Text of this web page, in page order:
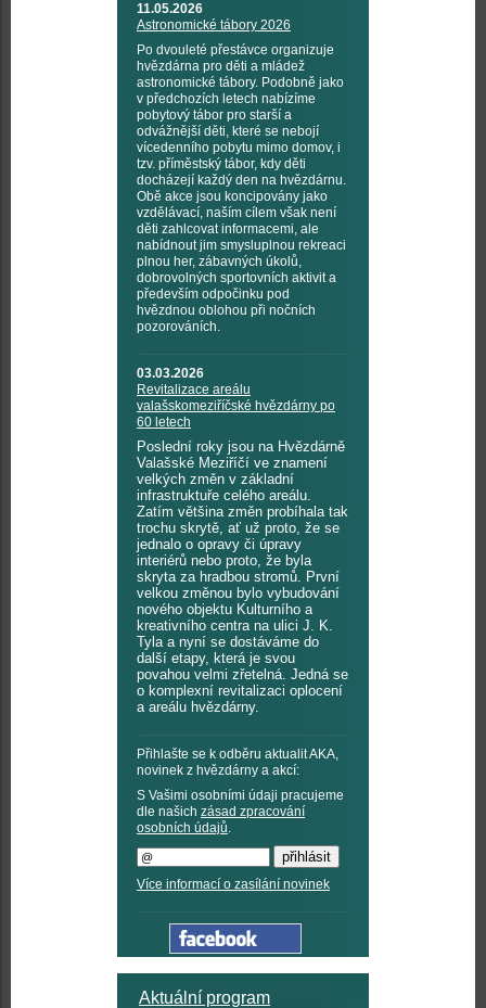
11.05.2026
Astronomické tábory 2026
Po dvouleté přestávce organizuje
hvězdárna pro děti a mládež
astronomické tábory. Podobně jako
v předchozích letech nabízíme
pobytový tábor pro starší a
odvážnější děti, které se nebojí
vícedenního pobytu mimo domov, i
tzv. příměstský tábor, kdy děti
docházejí každý den na hvězdárnu.
Obě akce jsou koncipovány jako
vzdělávací, naším cílem však není
děti zahlcovat informacemi, ale
nabídnout jim smysluplnou rekreaci
plnou her, zábavných úkolů,
dobrovolných sportovních aktivit a
především odpočinku pod
hvězdnou oblohou při nočních
pozorováních.
03.03.2026
Revitalizace areálu
valašskomeziříčské hvězdárny po
60 letech
Poslední roky jsou na Hvězdárně
Valašské Meziříčí ve znamení
velkých změn v základní
infrastruktuře celého areálu.
Zatím většina změn probíhala tak
trochu skrytě, ať už proto, že se
jednalo o opravy či úpravy
interiérů nebo proto, že byla
skryta za hradbou stromů. První
velkou změnou bylo vybudování
nového objektu Kulturního a
kreativního centra na ulici J. K.
Tyla a nyní se dostáváme do
další etapy, která je svou
povahou velmi zřetelná. Jedná se
o komplexní revitalizaci oplocení
a areálu hvězdárny.
Přihlašte se k odběru aktualit AKA,
novinek z hvězdárny a akcí:
S Vašimi osobními údaji pracujeme
dle našich zásad zpracování
osobních údajů.
Více informací o zasílání novinek
Aktuální program